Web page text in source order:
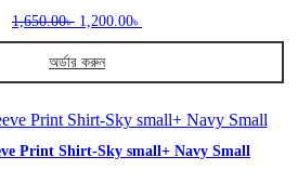
options
may
be
chosen
the
page
1,650.00৳ Original
price
was:
1,650.00৳ .
1,200.00৳
price
1,200.00৳ .
অর্ডার করুন
product
has
multiple
Print Shirt-Sky small+ Navy Small